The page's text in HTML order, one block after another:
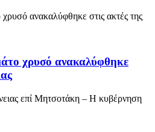
χρυσό ανακαλύφθηκε